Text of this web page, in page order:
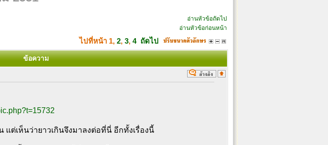
อ่านหัวข้อถัดไป
อ่านหัวข้อก่อนหน้า
ไปที่หน้า 1, 2, 3, 4 ถัดไป
ข้อความ
แต่เห็นว่ายาวเกินจึงมาลงต่อที่นี่ อีกทั้งเรื่องนี้